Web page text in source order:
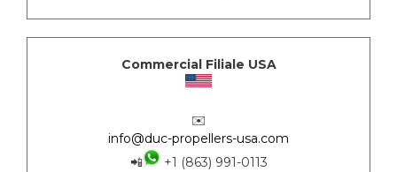
Commercial Filiale USA
✉️
info@duc-propellers-usa.com
📲
+1 (863) 991-0113